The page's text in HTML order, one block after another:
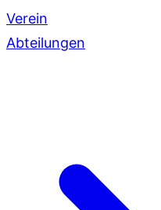
Verein
Abteilungen